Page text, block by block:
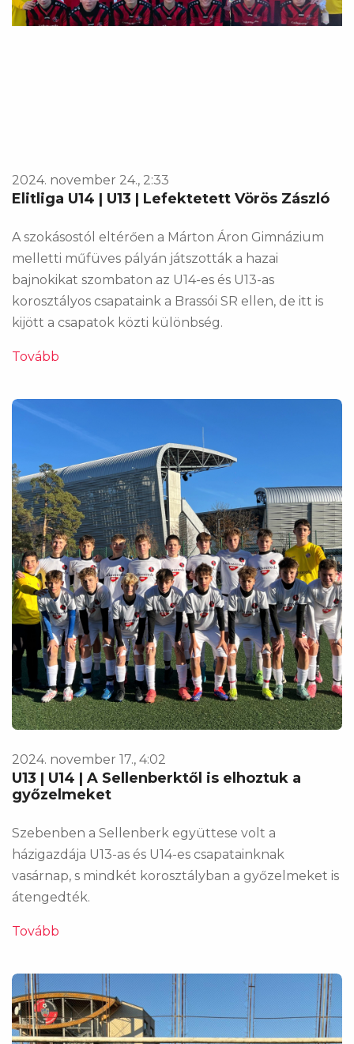
2024. november 24., 2:33
Elitliga U14 | U13 | Lefektetett Vörös Zászló
A szokásostól eltérően a Márton Áron Gimnázium
melletti műfüves pályán játszották a hazai
bajnokikat szombaton az U14-es és U13-as
korosztályos csapataink a Brassói SR ellen, de itt is
kijött a csapatok közti különbség.
Tovább
2024. november 17., 4:02
U13 | U14 | A Sellenberktől is elhoztuk a
győzelmeket
Szebenben a Sellenberk együttese volt a
házigazdája U13-as és U14-es csapatainknak
vasárnap, s mindkét korosztályban a győzelmeket is
átengedték.
Tovább